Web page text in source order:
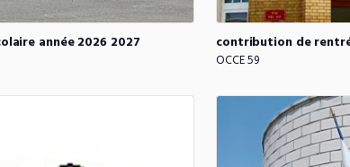
année2026 2027 contribution de
OCCE 59